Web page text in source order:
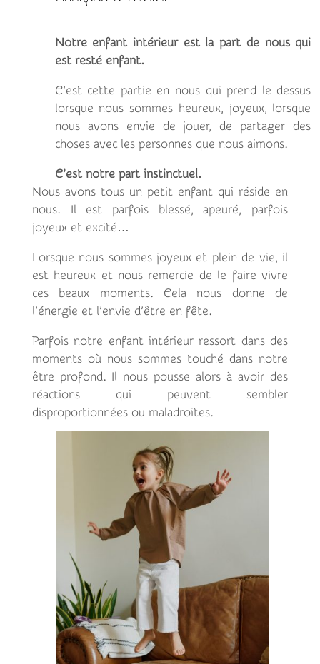
Notre enfant intérieur est la part de nous qui
est resté enfant.
C’est cette partie en nous qui prend le dessus
lorsque nous sommes heureux, joyeux, lorsque
nous avons envie de jouer, de partager des
choses avec les personnes que nous aimons.
C’est notre part instinctuel.
Nous avons tous un petit enfant qui réside en
nous. Il est parfois blessé, apeuré, parfois
joyeux et excité…
Lorsque nous sommes joyeux et plein de vie, il
est heureux et nous remercie de le faire vivre
ces beaux moments. Cela nous donne de
l’énergie et l’envie d’être en fête.
Parfois notre enfant intérieur ressort dans des
moments où nous sommes touché dans notre
être profond. Il nous pousse alors à avoir des
réactions qui peuvent sembler
disproportionnées ou maladroites.